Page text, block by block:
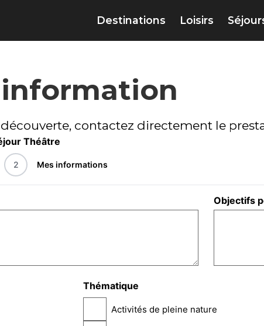
Destinations Loisirs
contactez directement le
Théâtre
2 Mes informations
Objectifs
Thématique
Activités de pleine nature